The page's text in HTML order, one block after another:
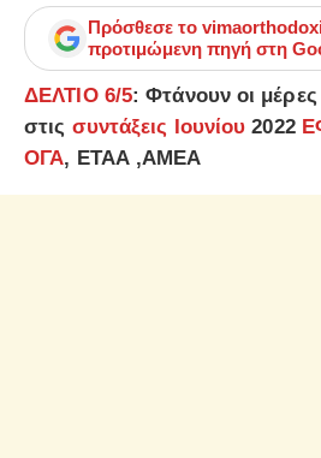
Πρόσθεσε το
προτιμώμενη πηγή στη
ΔΕΛΤΙΟ 6/5: Φτάνουν οι
στις συντάξεις Ιουνίου 2022
ΟΓΑ, ΕΤΑΑ ,ΑΜΕΑ